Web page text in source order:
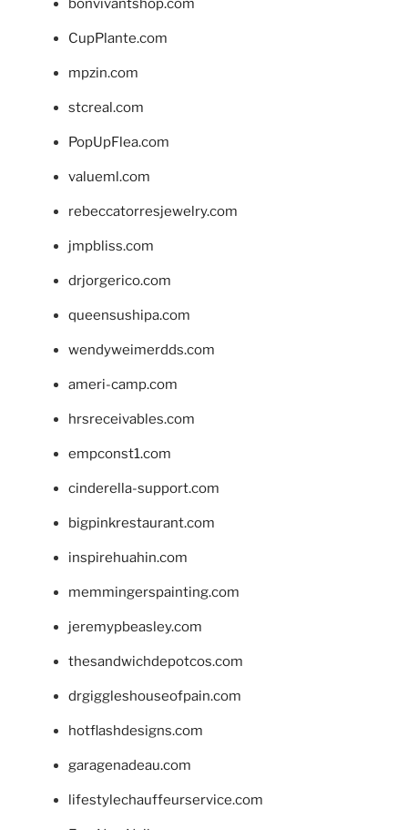
bonvivantshop.com
CupPlante.com
mpzin.com
stcreal.com
PopUpFlea.com
valueml.com
rebeccatorresjewelry.com
jmpbliss.com
drjorgerico.com
queensushipa.com
wendyweimerdds.com
ameri-camp.com
hrsreceivables.com
empconst1.com
cinderella-support.com
bigpinkrestaurant.com
inspirehuahin.com
memmingerspainting.com
jeremypbeasley.com
thesandwichdepotcos.com
drgiggleshouseofpain.com
hotflashdesigns.com
garagenadeau.com
lifestylechauffeurservice.com